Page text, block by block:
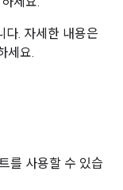
다. 자세한 내용은
세요.
를 사용할 수 있습